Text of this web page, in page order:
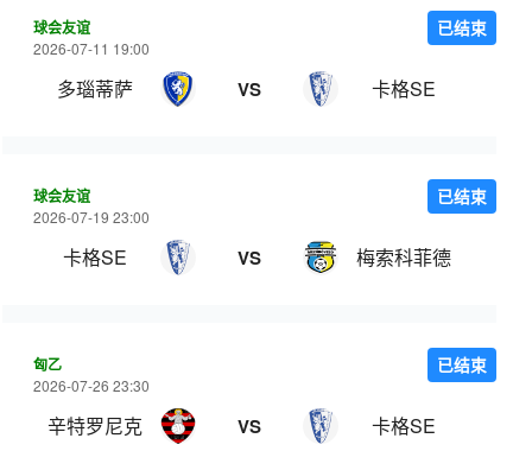
球会友谊
2026-07-11 19:00
多瑙蒂萨 VS 卡格SE
已结束
球会友谊
2026-07-19 23:00
卡格SE VS 梅索科菲德
已结束
匈乙
2026-07-26 23:30
辛特罗尼克 VS 卡格SE
已结束